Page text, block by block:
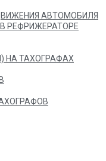
АВТОМОБИЛЯ
РЕФРИЖЕРАТОРЕ
НА ТАХОГРАФАХ